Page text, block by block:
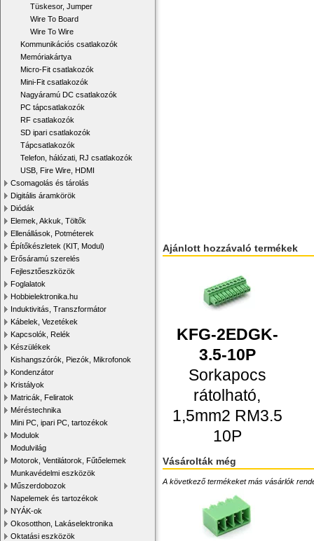
Tüskesor, Jumper
Wire To Board
Wire To Wire
Kommunikációs csatlakozók
Memóriakártya
Micro-Fit csatlakozók
Mini-Fit csatlakozók
Nagyáramú DC csatlakozók
PC tápcsatlakozók
RF csatlakozók
SD ipari csatlakozók
Tápcsatlakozók
Telefon, hálózati, RJ csatlakozók
USB, Fire Wire, HDMI
Csomagolás és tárolás
Digitális áramkörök
Diódák
Elemek, Akkuk, Töltők
Ellenállások, Potméterek
Építőkészletek (KIT, Modul)
Erősáramú szerelés
Fejlesztőeszközök
Foglalatok
Hobbielektronika.hu
Induktivitás, Transzformátor
Kábelek, Vezetékek
Kapcsolók, Relék
Készülékek
Kishangszórók, Piezók, Mikrofonok
Kondenzátor
Kristályok
Matricák, Feliratok
Méréstechnika
Mini PC, ipari PC, tartozékok
Modulok
Modulvilág
Motorok, Ventilátorok, Fűtőelemek
Munkavédelmi eszközök
Műszerdobozok
Napelemek és tartozékok
NYÁK-ok
Okosotthon, Lakáselektronika
Oktatási eszközök
Ajánlott hozzávaló termékek
KFG-2EDGK-
3.5-10P
Sorkapocs
rátolható,
1,5mm2 RM3.5
10P
Vásárolták még
A következő termékeket más vásárlók